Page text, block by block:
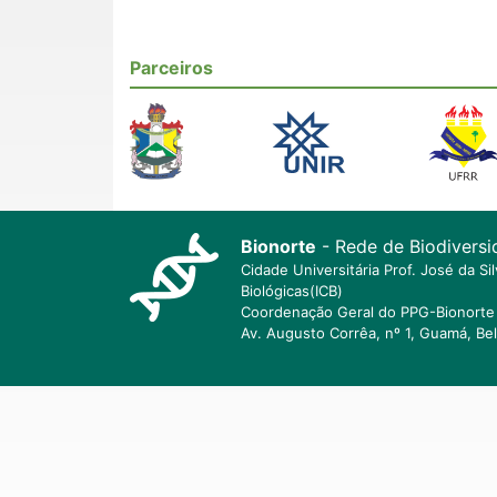
Parceiros
Bionorte - Rede de
Cidade Universitária Prof. José da
Biológicas(ICB)
Coordenação Geral do PPG-
Av. Augusto Corrêa, nº 1, Guamá,